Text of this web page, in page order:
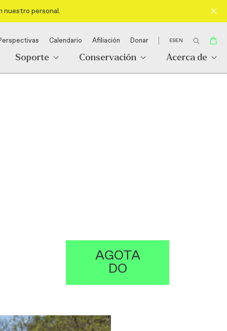
nuestro personal.
Calendario Afiliación Donar ESEN
Soporte Conservación Acerca de
AGOTA
DO